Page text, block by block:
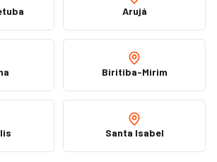
Arujá
Biritiba-Mirim
Santa Isabel